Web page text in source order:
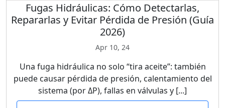
Fugas Hidráulicas: Cómo Detectarlas,
Repararlas y Evitar Pérdida de Presión (Guía
2026)
Apr 10, 24
Una fuga hidráulica no solo “tira aceite”: también
puede causar pérdida de presión, calentamiento del
sistema (por ΔP), fallas en válvulas y [...]